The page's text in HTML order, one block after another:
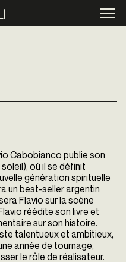
Cabobianco publie son
où il se définit
génération spirituelle
un best-seller argentin
Flavio sur la scène
réédite son livre et
sur son histoire.
talentueux et ambitieux,
année de tournage,
le rôle de réalisateur.